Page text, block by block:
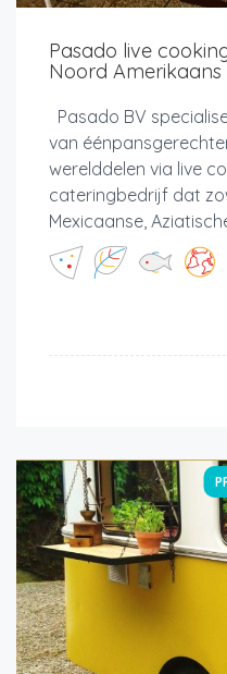
Pasado live
Noord Amerikaans
Pasado BV
van
werelddelen via live
cateringbedrijf dat
Mexicaanse,